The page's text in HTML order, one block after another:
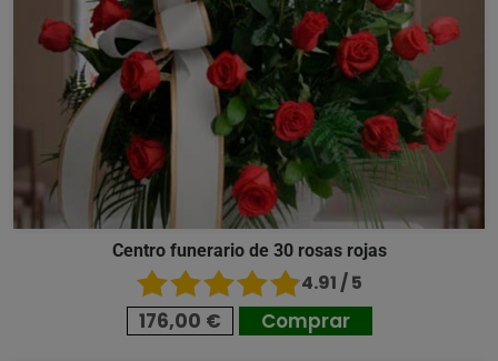
Centro funerario de 30 rosas rojas
4.91 / 5
176,00 € Comprar